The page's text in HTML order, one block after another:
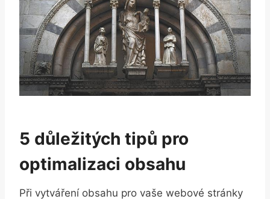
5 důležitých tipů pro
optimalizaci obsahu
Při vytváření​ obsahu‍ pro vaše webové ​stránky